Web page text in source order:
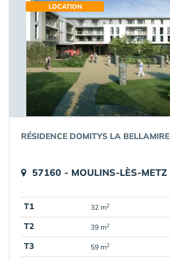
LOCATION
RÉSIDENCE DOMITYS LA BELLAMIRE
57160 - MOULINS-LÈS-METZ
T1 32 m2
T2
39 m2
T3
59 m2